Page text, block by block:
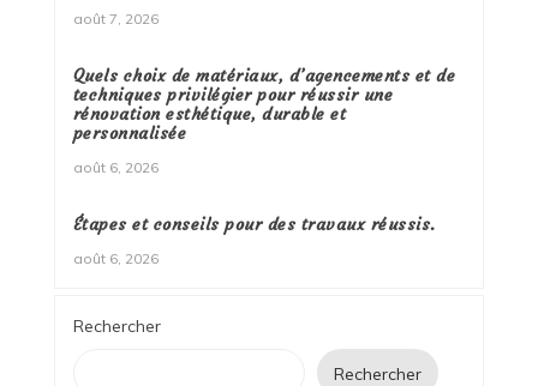
août 7, 2026
Quels choix de matériaux, d’agencements et de
techniques privilégier pour réussir une
rénovation esthétique, durable et
personnalisée
août 6, 2026
Étapes et conseils pour des travaux réussis.
août 6, 2026
Rechercher
Rechercher